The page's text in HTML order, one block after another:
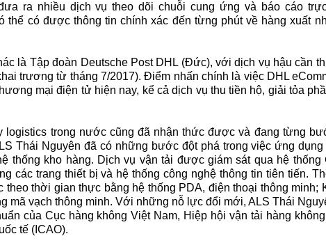
ra nhiều dịch vụ theo dõi chuỗi cung ứng và báo cáo
thể có được thông tin chính xác đến từng phút về hàng xuất
là Tập đoàn Deutsche Post DHL (Đức), với dịch vụ hậu cần
trương từ tháng 7/2017). Điểm nhấn chính là việc DHL
mại điện tử hiện nay, kể cả dịch vụ thu tiền hộ, giải tỏa
logistics trong nước cũng đã nhận thức được và đang từng
Thái Nguyên đã có những bước đột phá trong việc ứng
thống kho hàng. Dịch vụ vận tải được giám sát qua hệ
các trang thiết bị và hệ thống công nghệ thông tin tiên tiến.
theo thời gian thực bằng hệ thống PDA, điện thoại thông
mã vạch thông minh. Với những nỗ lực đổi mới, ALS Thái
của Cục hàng không Việt Nam, Hiệp hội vận tải hàng
tế (ICAO).